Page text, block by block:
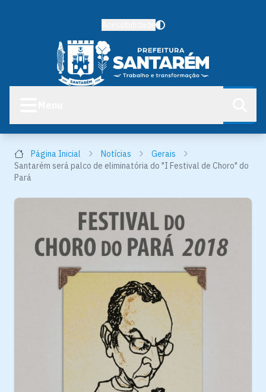
Página Inicial Notícias
Gerais
Santarém será palco de eliminatória do "I Festival de Choro" do
Pará